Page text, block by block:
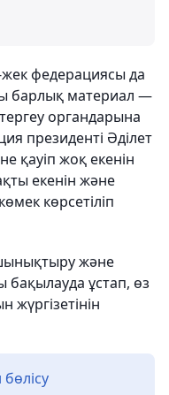
федерациясы да
барлық материал —
органдарына
президенті Әділет
қауіп жоқ екенін
екенін және
көрсетіліп
және
ұстап, өз